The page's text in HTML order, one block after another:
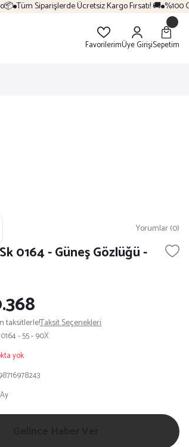
Tüm Siparişlerde Ücretsiz Kargo Fırsatı! 🚚 %100
FavorilerimÜye GirişiSepetim
Yorumlar (0)
0164 - Güneş Gözlüğü -
taksitlerle!Taksit Seçenekleri
- 55 - 90X
yok